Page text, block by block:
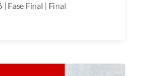
| Fase Final | Final